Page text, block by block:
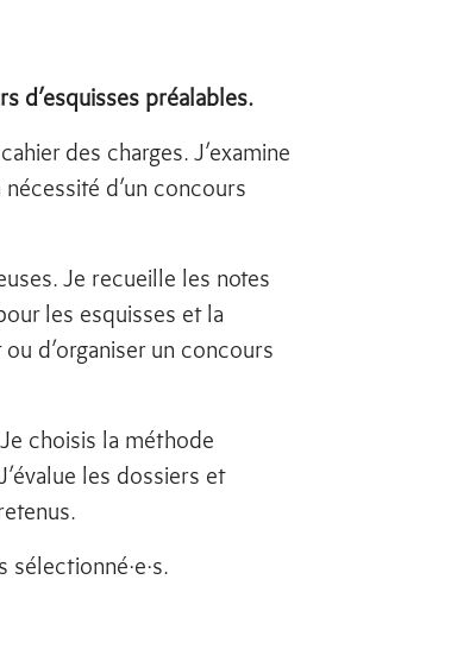
d’esquisses préalables.
des charges. J’examine
d’un concours
Je recueille les notes
les esquisses et la
d’organiser un concours
choisis la méthode
les dossiers et
sélectionné·e·s.